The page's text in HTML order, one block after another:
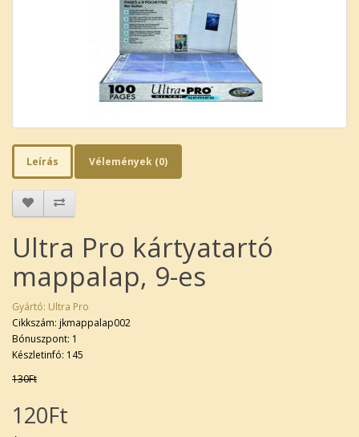
Leírás Vélemények (0)
Ultra Pro kártyatartó
mappalap, 9-es
Gyártó: Ultra Pro
Cikkszám: jkmappalap002
Bónuszpont: 1
Készletinfó: 145
130Ft
120Ft